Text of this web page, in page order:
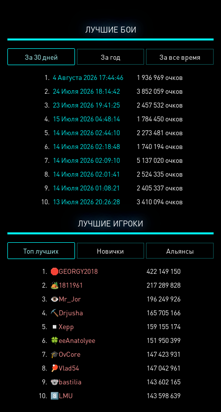
ЛУЧШИЕ БОИ
За 30 дней За год За все время
1. 4 Августа 2026 17:44:46
1 936 969 очков
2. 24 Июля 2026 18:14:42
3 852 059 очков
3. 23 Июля 2026 19:41:25
2 457 532 очков
4. 15 Июля 2026 04:48:14
1 784 450 очков
5. 14 Июля 2026 02:44:10
2 273 481 очков
6. 14 Июля 2026 02:18:48
1 740 194 очков
7. 14 Июля 2026 02:09:10
5 137 020 очков
8. 14 Июля 2026 02:01:41
2 524 335 очков
9. 14 Июля 2026 01:08:21
2 405 337 очков
10. 13 Июля 2026 20:26:28 3 410 094 очков
ЛУЧШИЕ ИГРОКИ
Топ лучших Новички Альянсы
1. 🛑GEORGY2018
422 149 150
2. 🏕️1811961
217 289 828
3. 👁️Mr_Jor
196 249 926
4. ⛏️ Drjusha
165 705 166
5.
◽ Xepp
159 155 174
6. 🍀eeAnatolyee
151 950 399
7. 🎓OvCore
147 423 931
8.
🏓Vlad54
147 042 961
9. 🐨bastilia
143 602 165
10. 8️⃣LMU 143 598 639